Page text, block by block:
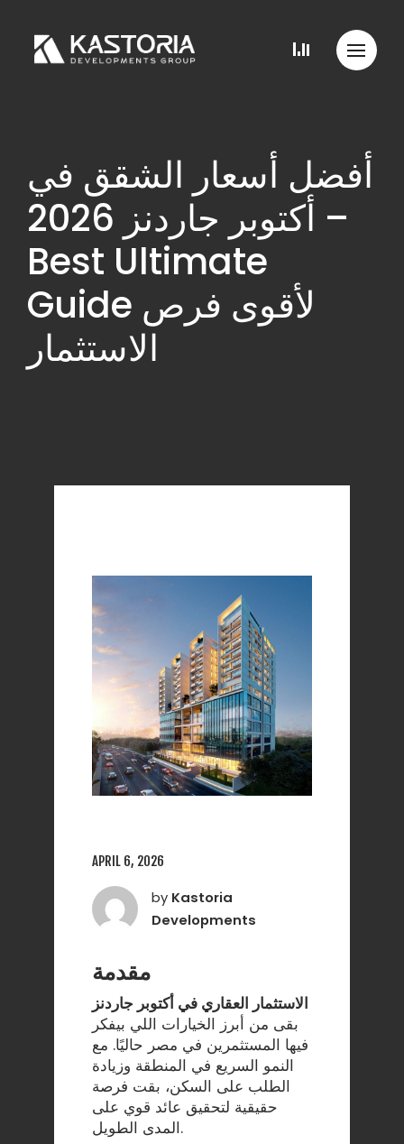
أفضل أسعار الشقق في
أكتوبر جاردنز 2026 –
Best Ultimate
Guide لأقوى فرص
الاستثمار
APRIL 6, 2026
by Kastoria
Developments
مقدمة
الاستثمار العقاري في أكتوبر جاردنز
بقى من أبرز الخيارات اللي بيفكر
فيها المستثمرين في مصر حاليًا. مع
النمو السريع في المنطقة وزيادة
الطلب على السكن، بقت فرصة
حقيقية لتحقيق عائد قوي على
المدى الطويل.